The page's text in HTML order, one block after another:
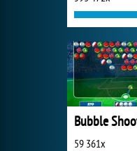
59 361x